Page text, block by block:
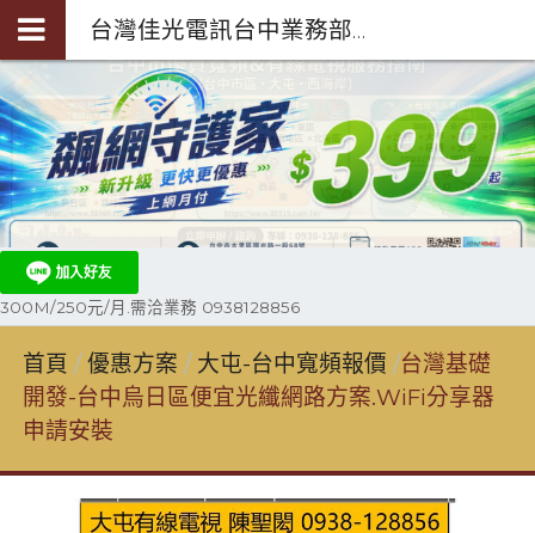
台灣佳光電訊台中業務部陳聖閎-第四台光纖裝機0938-128-856
300M/250元/月.需洽業務 0938128856
首頁 優惠方案 大屯-台中寬頻報價 台灣基礎
開發-台中烏日區便宜光纖網路方案.WiFi分享器
申請安裝